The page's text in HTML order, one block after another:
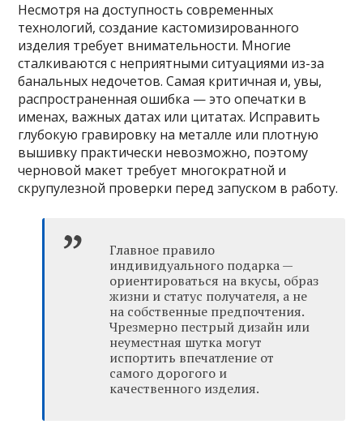
Несмотря на доступность современных
технологий, создание кастомизированного
изделия требует внимательности. Многие
сталкиваются с неприятными ситуациями из-за
банальных недочетов. Самая критичная и, увы,
распространенная ошибка — это опечатки в
именах, важных датах или цитатах. Исправить
глубокую гравировку на металле или плотную
вышивку практически невозможно, поэтому
черновой макет требует многократной и
скрупулезной проверки перед запуском в работу.
Главное правило
индивидуального подарка —
ориентироваться на вкусы, образ
жизни и статус получателя, а не
на собственные предпочтения.
Чрезмерно пестрый дизайн или
неуместная шутка могут
испортить впечатление от
самого дорогого и
качественного изделия.